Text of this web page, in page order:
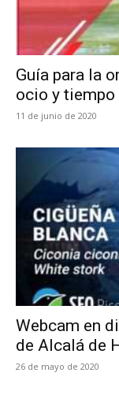
Guía para la
ocio y tiempo
11 de junio de 2020
Webcam en
de Alcalá de
26 de mayo de 2020